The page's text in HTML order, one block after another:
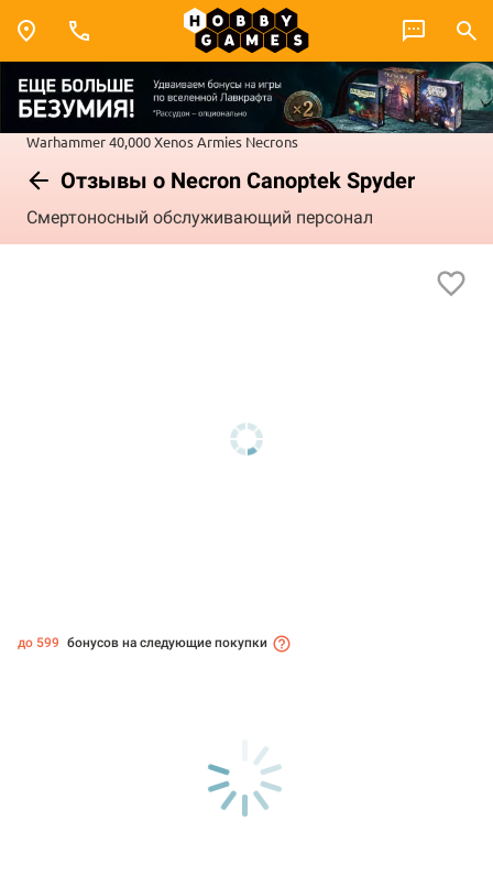
Warhammer 40,000Xenos Armies Necrons
Отзывы о Necron Canoptek Spyder
Смертоносный обслуживающий персонал
до 599 бонусов на следующие покупки